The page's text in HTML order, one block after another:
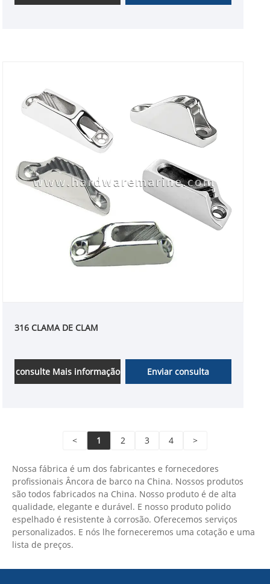
316 CLAMA DE CLAM
consulte Mais informação Enviar consulta
< 1 2 3 4 >
Nossa fábrica é um dos fabricantes e fornecedores
profissionais Âncora de barco na China. Nossos produtos
são todos fabricados na China. Nosso produto é de alta
qualidade, elegante e durável. E nosso produto polido
espelhado é resistente à corrosão. Oferecemos serviços
personalizados. E nós lhe forneceremos uma cotação e uma
lista de preços.